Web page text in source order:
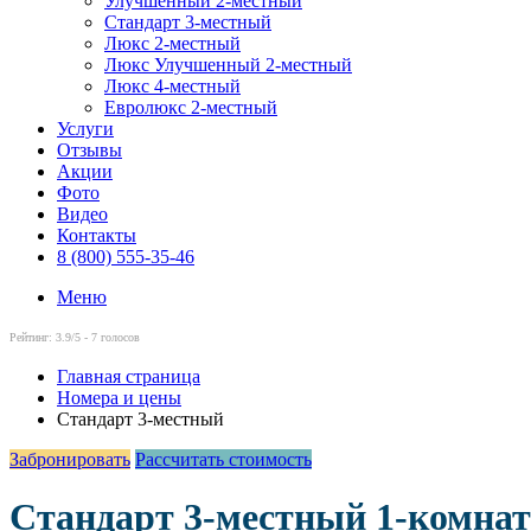
Стандарт 3-местный
Люкс 2-местный
Люкс Улучшенный 2-местный
Люкс 4-местный
Евролюкс 2-местный
Услуги
Отзывы
Акции
Фото
Видео
Контакты
8 (800) 555-35-46
Меню
Рейтинг: 3.9/5 - 7 голосов
Главная страница
Номера и цены
Стандарт 3-местный
Забронировать Рассчитать стоимость
Стандарт 3-местный 1-